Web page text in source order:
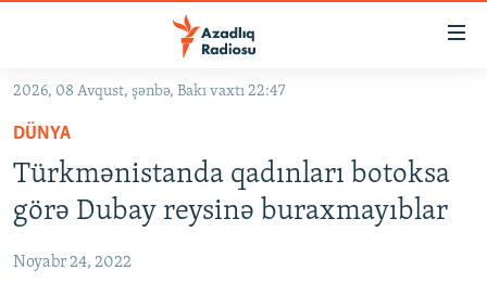
Əsas
qayıt
Əsas
naviqasiyaya
qayıt
Axtarışa
#İZAHLA
KORRUPSIOMETR
#ƏSLINDƏ
FƏRQƏ BAX
2026, 08 Avqust, şənbə, Bakı vaxtı 22:47
DÜNYA
Türkmənistanda qadınları botoksa
görə Dubay reysinə buraxmayıblar
Noyabr 24, 2022